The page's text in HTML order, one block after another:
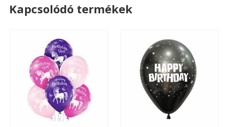
Kapcsolódó termékek